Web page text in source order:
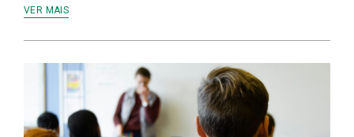
VER MAIS